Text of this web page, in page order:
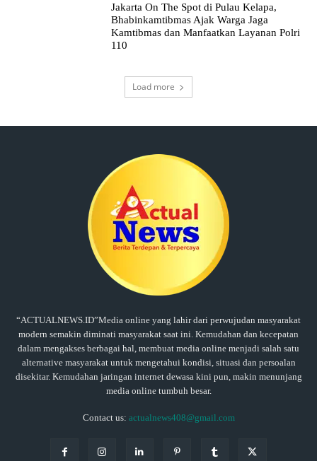
Jakarta On The Spot di Pulau Kelapa,
Bhabinkamtibmas Ajak Warga Jaga
Kamtibmas dan Manfaatkan Layanan Polri
110
Load more
“ACTUALNEWS.ID”Media online yang lahir dari perwujudan masyarakat
modern semakin diminati masyarakat saat ini. Kemudahan dan kecepatan
dalam mengakses berbagai hal, membuat media online menjadi salah satu
alternative masyarakat untuk mengetahui kondisi, situasi dan persoalan
disekitar. Kemudahan jaringan internet dewasa kini pun, makin menunjang
media online tumbuh besar.
Contact us: actualnews408@gmail.com